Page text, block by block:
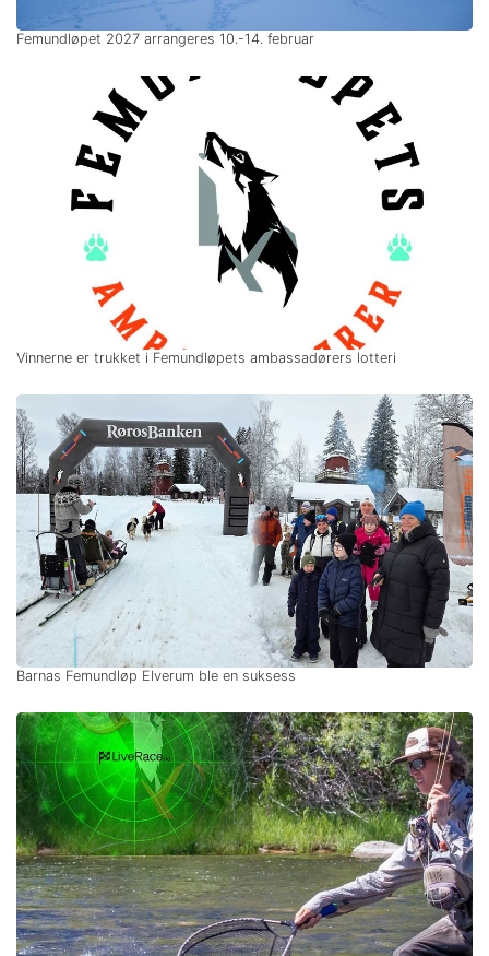
Femundløpet 2027 arrangeres 10.-14. februar
Vinnerne er trukket i Femundløpets ambassadørers lotteri
Barnas Femundløp Elverum ble en suksess